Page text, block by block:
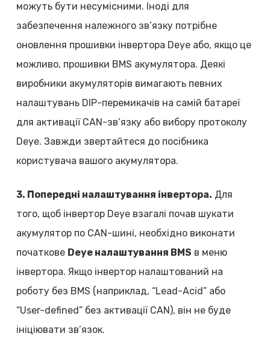
можуть бути несумісними. Іноді для
забезпечення належного зв’язку потрібне
оновлення прошивки інвертора Deye або, якщо це
можливо, прошивки BMS акумулятора. Деякі
виробники акумуляторів вимагають певних
налаштувань DIP-перемикачів на самій батареї
для активації CAN-зв’язку або вибору протоколу
Deye. Завжди звертайтеся до посібника
користувача вашого акумулятора.
3. Попередні налаштування інвертора. Для
того, щоб інвертор Deye взагалі почав шукати
акумулятор по CAN-шині, необхідно виконати
початкове Deye налаштування BMS в меню
інвертора. Якщо інвертор налаштований на
роботу без BMS (наприклад, “Lead-Acid” або
“User-defined” без активації CAN), він не буде
ініціювати зв’язок.